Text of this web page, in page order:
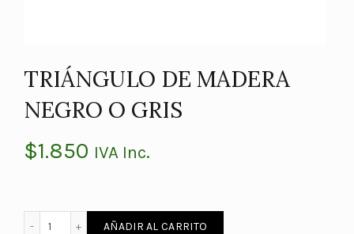
TRIÁNGULO DE MADERA
NEGRO O GRIS
$1.850 IVA Inc.
TRIÁNGULO DE MADERA NEGRO O GRIS cantidad
AÑADIR AL CARRITO